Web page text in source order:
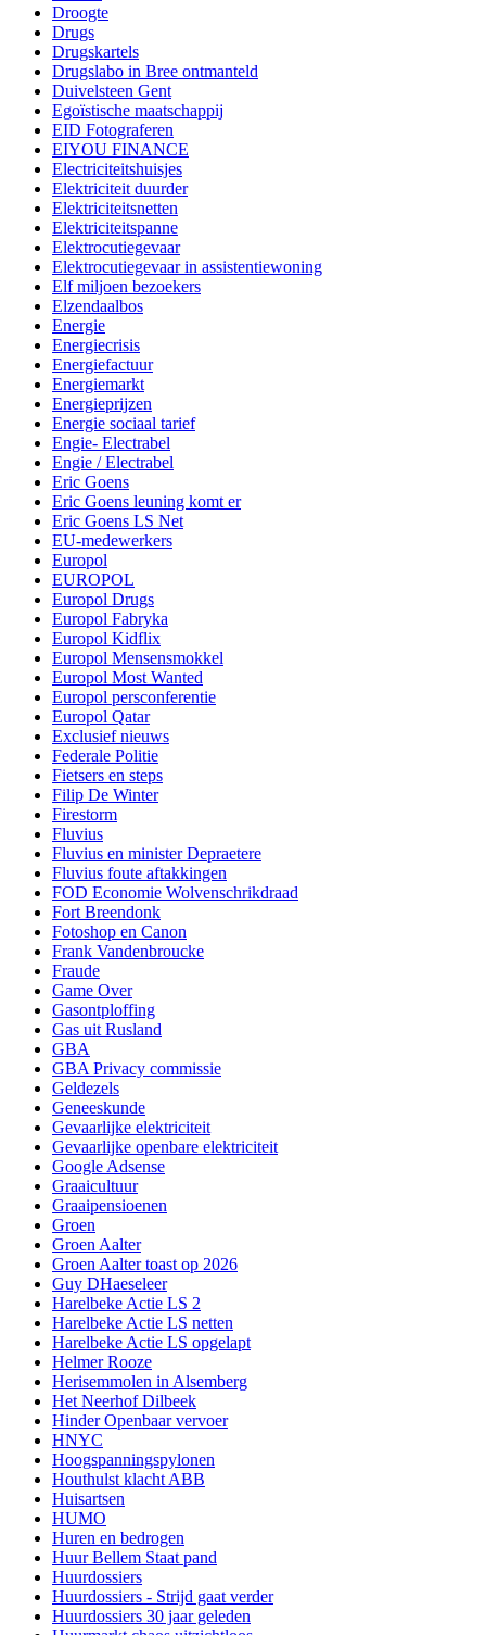
Droogte
Drugs
Drugskartels
Drugslabo in Bree ontmanteld
Duivelsteen Gent
Egoïstische maatschappij
EID Fotograferen
EIYOU FINANCE
Electriciteitshuisjes
Elektriciteit duurder
Elektriciteitsnetten
Elektriciteitspanne
Elektrocutiegevaar
Elektrocutiegevaar in assistentiewoning
Elf miljoen bezoekers
Elzendaalbos
Energie
Energiecrisis
Energiefactuur
Energiemarkt
Energieprijzen
Energie sociaal tarief
Engie- Electrabel
Engie / Electrabel
Eric Goens
Eric Goens leuning komt er
Eric Goens LS Net
EU-medewerkers
Europol
EUROPOL
Europol Drugs
Europol Fabryka
Europol Kidflix
Europol Mensensmokkel
Europol Most Wanted
Europol persconferentie
Europol Qatar
Exclusief nieuws
Federale Politie
Fietsers en steps
Filip De Winter
Firestorm
Fluvius
Fluvius en minister Depraetere
Fluvius foute aftakkingen
FOD Economie Wolvenschrikdraad
Fort Breendonk
Fotoshop en Canon
Frank Vandenbroucke
Fraude
Game Over
Gasontploffing
Gas uit Rusland
GBA
GBA Privacy commissie
Geldezels
Geneeskunde
Gevaarlijke elektriciteit
Gevaarlijke openbare elektriciteit
Google Adsense
Graaicultuur
Graaipensioenen
Groen
Groen Aalter
Groen Aalter toast op 2026
Guy DHaeseleer
Harelbeke Actie LS 2
Harelbeke Actie LS netten
Harelbeke Actie LS opgelapt
Helmer Rooze
Herisemmolen in Alsemberg
Het Neerhof Dilbeek
Hinder Openbaar vervoer
HNYC
Hoogspanningspylonen
Houthulst klacht ABB
Huisartsen
HUMO
Huren en bedrogen
Huur Bellem Staat pand
Huurdossiers
Huurdossiers - Strijd gaat verder
Huurdossiers 30 jaar geleden